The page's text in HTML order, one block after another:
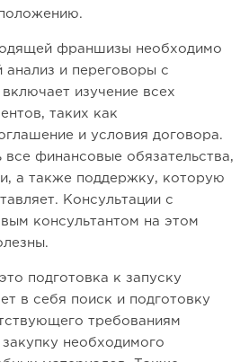
франшизы необходимо
анализ и переговоры с
изучение всех
таких как
и условия договора.
финансовые обязательства,
а также поддержку, которую
Консультации с
консультантом на этом
подготовка к запуску
в себя поиск и подготовку
требованиям
необходимого